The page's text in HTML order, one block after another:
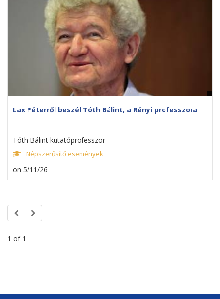
Lax Péterről beszél Tóth Bálint, a Rényi professzora
Tóth Bálint kutatóprofesszor
Népszerűsítő események
on 5/11/26
1 of 1